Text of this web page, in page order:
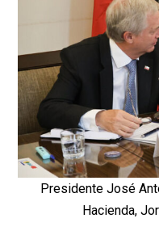
Presidente José
Hacienda,